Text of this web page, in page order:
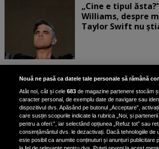
„Cine e tipul
Williams, despre
Taylor Swift nu
Bruce Dickinson,
Iron Maiden, şi-a
de scrimer la un
Nouă ne pasă ca datele tale personale să rămână
Atât noi, cât și cele683 de magazine partenere stocăm
caracter personal, de exemplu date de navigare sau
dispozitivul dvs. Apăsând pe butonul „Acceptare”,
care susțin scopurile indicate la rubrica „Noi, și
pentru a oferi:”, iar selectând opțiunea „Refuz tot” sau
consimțământul dvs. le dezactivați. Dacă tehnologiile de
este posibil ca anumite conținuturi și anunțuri publicitare